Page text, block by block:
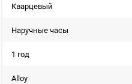
Кварцевый
Наручные часы
1 год
Alloy